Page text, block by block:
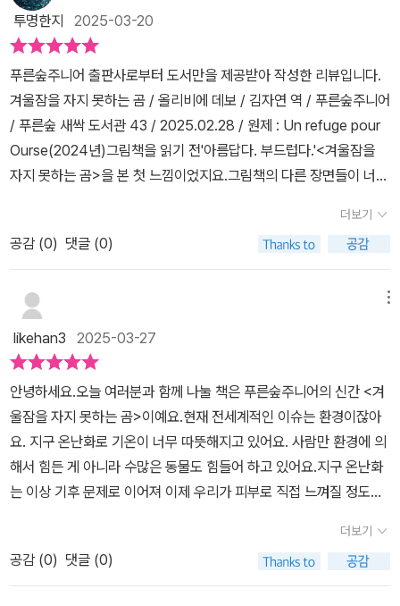
자리로 돌아가기로 합니다. 숲속 친구들이 보고 싶은 갈색곰 ! 그리고
북극 친구들이 그리운 하얀곰 ! 서로 인사하고 헤어져 걷고 걸어서 친
구들을 다시 만났어요. 모두 곰을 기다리고 있는 숲속 친구들~ 세상
모든 것들이 변해도 친구들은 변함없이 그자리에 있음을.. 모든 동물
들이 행복하게 살아가길 바라며..
하다. 우리 미래의주인인 아이들에게 좋은 자연을 물려주기위해서라
도 지금부터라도 온 지구인이 자연과 더불어 살아가기 위해 동참해야
한다. ​얼마 전 기사에서 껌에도 미세플라스틱이 검출되었다는 기사를
봤다.바다생물들도 바다에 무자비하게 버려진 쓰레기로 뒤덮여 죽기
도 하고 물고기 몸 속에미세플라스틱이 검출되고 그렇게 오염된바닷
물은 다시 우리에게 돌아오게 되는데..​정말 안타까운 현실이다. 너무
무겁지 않게너무 진지하지 않게 아이들에게 가볍게또 따뜻하게 지구
온난화에 대하여 전하며자연을 살리기 위해 무엇을 할 수 있을지대화
해 보는 따뜻한 시간이었다. ​아들은 일회용품을 줄이고, 음식물 쓰레
기를남기지 않으며 분리수거를 잘 하는 것으로동참하겠다고 한다. 가
투명한지 2025-03-20
푸른숲주니어 ​​출판사로부터 도서만을 제공받아 작성한 리뷰입니다.
겨울잠을 자지 못하는 곰 / 올리비에 데보 / 김자연 역 / 푸른숲주니어
/ 푸른숲 새싹 도서관 43 / 2025.02.28 / 원제 : Un refuge pour
Ourse(2024년)그림책을 읽기 전'아름답다. 부드럽다.'<겨울잠을
자지 못하는 곰>을 본 첫 느낌이었지요.그림책의 다른 장면들이 너무
좋지 않아요.겨우내 덥고, 답답하고, 몸은 가려워서 깊은 잠을 이룰 수
가 없었어요.갈색 곰은 여전히 피곤하고 잠을 좀 더 자고 싶어 하지요.
생쥐는 북극으로 가서 겨울잠을 자고 오라며 갈색 곰이 눈에 띄지 않
도록 흰색 물감으로 칠해주지요.여행 중 갈색 곰으로 변장한 북극곰
아누크를 만나지요.아누크가 북극의 상황을 알려주자 두 곰은 실망하
지요.'모든 게 다 망가진 것 같아. 다시 원래대로 돌아갈 수 있을까?'<
겨울잠을 자지 못하는 곰>은 여기에서 이야기가 마무리되는 건가 싶
었지만 이야기는 계속 이어가지요.지구의 온난화로 기온이 따뜻해져
서 겨울잠을 자지 못한 곰이 자신의 삶의 터전을 버리고 살 곳을 찾아
떠났어요.계절을 앞서 출하되는 과일들만 보아도 기후의 변화를 알
수 있지요.동식물들의 개체 수의 감소로 생태계의 변화도 눈에 뜨게
확인되지요.지구 안에 살아가는 동물과 식물, 사람들까지도 힘들어지
고 있는 상황이지요.갈색 곰에게는 겨울이 없고, 가도 가도 푸르른 숲
과 들판만이 보이지요.북극곰 아누크가 들려주는 북극은 온화한 겨
더보기
공감 (0) 댓글 (0)
likehan3 2025-03-27
안녕하세요.오늘 여러분과 함께 나눌 책은 푸른숲주니어의 신간 <겨
울잠을 자지 못하는 곰>이예요.현재 전세계적인 이슈는 환경이잖아
요. 지구 온난화로 기온이 너무 따뜻해지고 있어요. 사람만 환경에 의
해서 힘든 게 아니라 수많은 동물도 힘들어 하고 있어요.지구 온난화
는 이상 기후 문제로 이어져 이제 우리가 피부로 직접 느껴질 정도로
어들고 무나 배추 같은 농산물과 과일의 수확량 역시 적어요. 가격이
점점 높아지고 있어요.오늘은 그 가운데 책의 제목대로 겨울잠을 자
지 못한 곰에 대한 이야기예요. 곰은 그동안 지내온 삶의 터전을 버리
더보기
공감 (0) 댓글 (0)